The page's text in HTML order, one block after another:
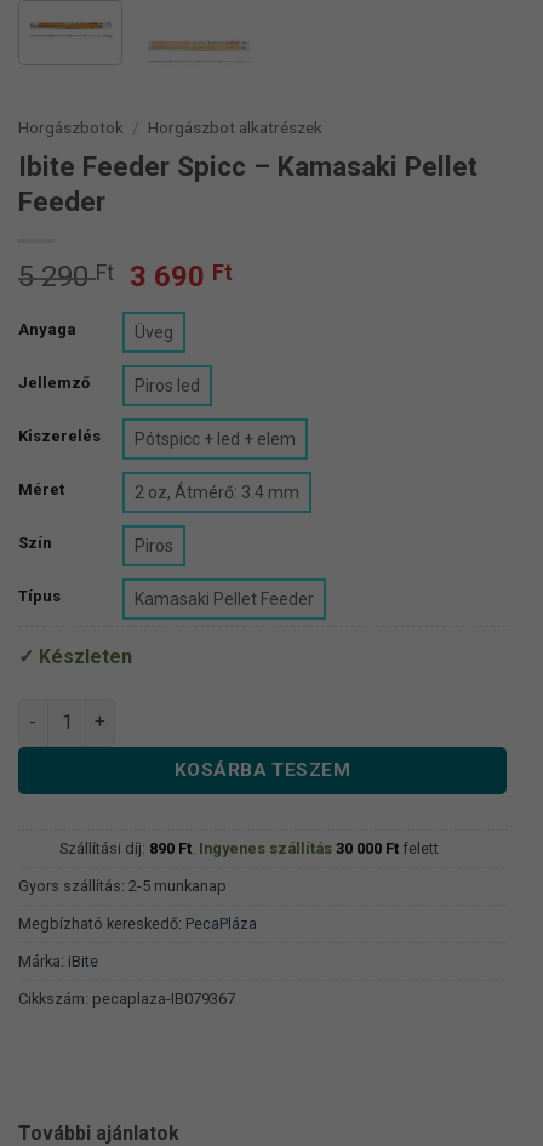
Horgászbotok / Horgászbot alkatrészek
Ibite Feeder Spicc – Kamasaki Pellet
Feeder
5 290Ft
Original
price
was:
5
290 Ft.
3 690 Ft
Anyaga Üveg
Jellemző Piros led
Kiszerelés Pótspicc + led + elem
Méret 2 oz, Átmérő: 3.4 mm
Szín Piros
Típus Kamasaki Pellet Feeder
Készleten
Ibite Feeder Spicc - Kamasaki Pellet Feeder mennyiség
KOSÁRBA TESZEM
Szállítási díj: 890 Ft. Ingyenes szállítás 30 000 Ftfelett
Gyors szállítás: 2-5 munkanap
Megbízható kereskedő: PecaPláza
Márka: iBite
Cikkszám: pecaplaza-IB079367
További ajánlatok